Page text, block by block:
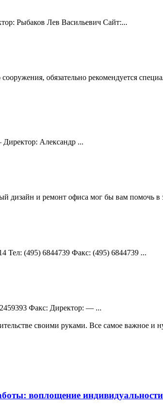
Рыбаков Лев Васильевич Сайт:...
обязательно рекомендуется
Александр ...
дизайн и ремонт офиса мог бы вам помочь в
Teл: (495) 6844739 Факс: (495) 6844739 ...
Факс: Директор: — ...
своими руками. Все самое важное и
воплощение индивидуальности